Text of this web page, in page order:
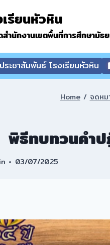
เรียนหัวหิน
ำนักงานเขตพื้นที่การศึกษามัธ
ระชาสัมพันธ์ โรงเรียนหัวหิน
Home / จดหม
พิธีทบทวนคำ
03/07/2025